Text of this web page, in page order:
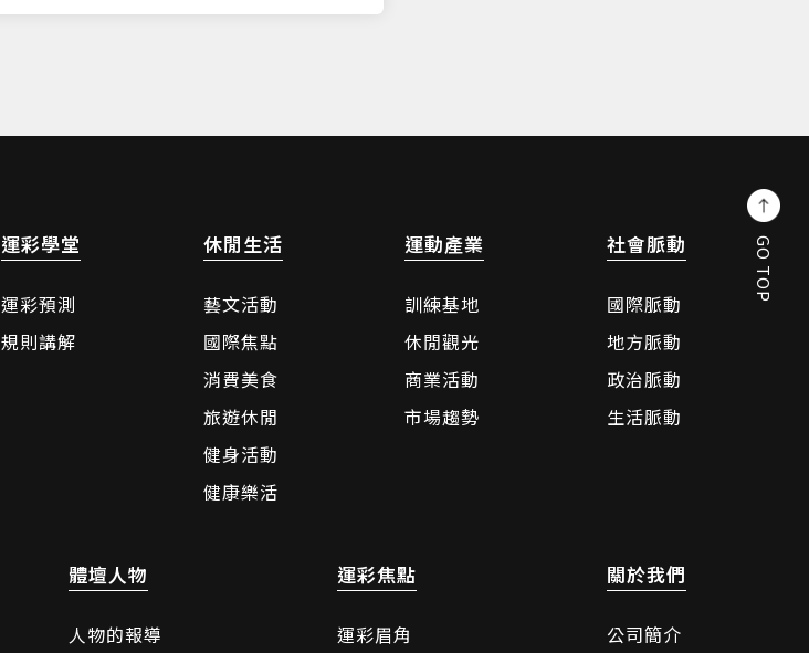
運彩學堂
運彩預測
規則講解
休閒生活
藝文活動
國際焦點
消費美食
旅遊休閒
健身活動
健康樂活
運動產業
訓練基地
休閒觀光
商業活動
市場趨勢
社會脈動
國際脈動
地方脈動
政治脈動
生活脈動
體壇人物
人物的報導
運彩焦點
運彩眉角
關於我們
公司簡介
GO TOP